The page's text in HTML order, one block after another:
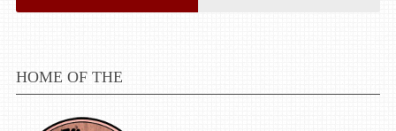
HOME OF THE